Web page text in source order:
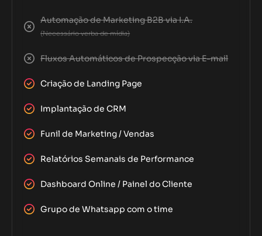
Automação de Marketing B2B via I.A.
(Necessário verba de mídia)
Fluxos Automáticos de Prospecção via E-mail
Criação de Landing Page
Implantação de CRM
Funil de Marketing / Vendas
Relatórios Semanais de Performance
Dashboard Online / Painel do Cliente
Grupo de Whatsapp com o time